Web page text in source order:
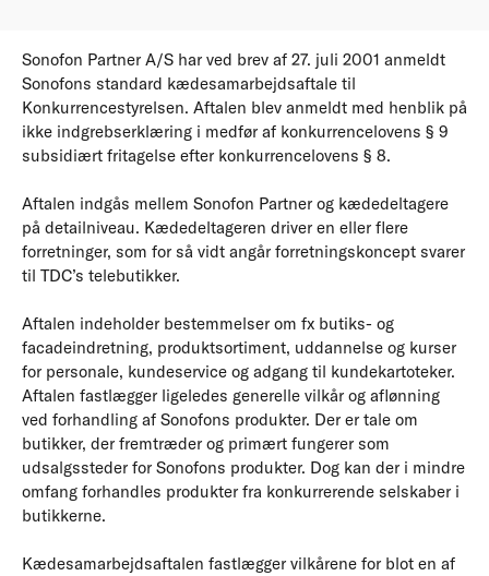
Sonofon Partner A/S har ved brev af 27. juli 2001 anmeldt
Sonofons standard kædesamarbejdsaftale til
Konkurrencestyrelsen. Aftalen blev anmeldt med henblik på
ikke indgrebserklæring i medfør af konkurrencelovens § 9
subsidiært fritagelse efter konkurrencelovens § 8.
Aftalen indgås mellem Sonofon Partner og kædedeltagere
på detailniveau. Kædedeltageren driver en eller flere
forretninger, som for så vidt angår forretningskoncept svarer
til TDC’s telebutikker.
Aftalen indeholder bestemmelser om fx butiks- og
facadeindretning, produktsortiment, uddannelse og kurser
for personale, kundeservice og adgang til kundekartoteker.
Aftalen fastlægger ligeledes generelle vilkår og aflønning
ved forhandling af Sonofons produkter. Der er tale om
butikker, der fremtræder og primært fungerer som
udsalgssteder for Sonofons produkter. Dog kan der i mindre
omfang forhandles produkter fra konkurrerende selskaber i
butikkerne.
Kædesamarbejdsaftalen fastlægger vilkårene for blot en af